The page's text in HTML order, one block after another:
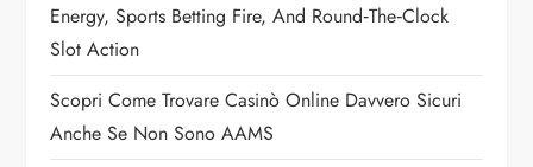
n
Energy, Sports Betting Fire, And Round‑the‑Clock
Slot Action
Scopri Come Trovare Casinò Online Davvero Sicuri
Anche Se Non Sono AAMS